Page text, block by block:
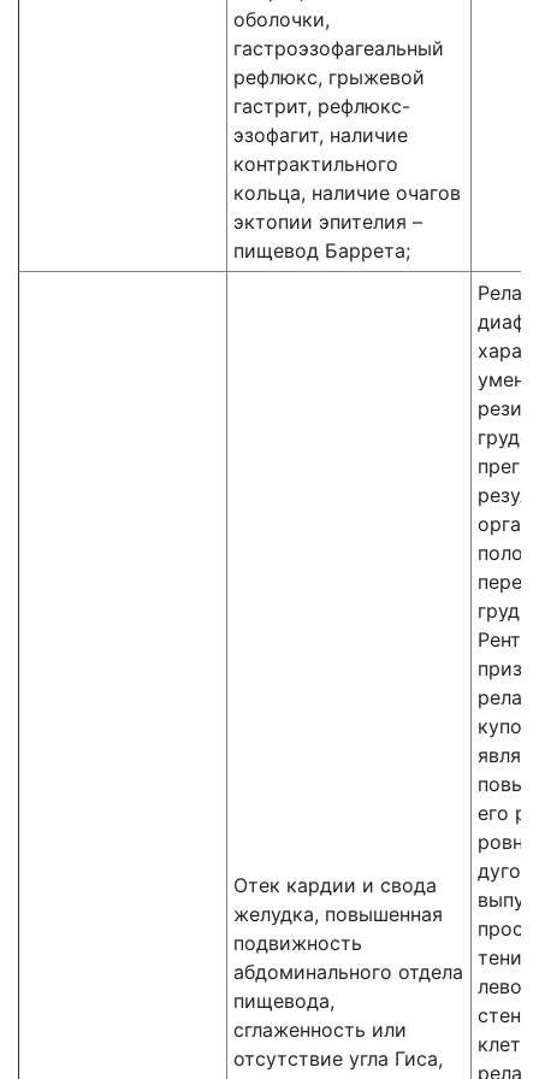
оболочки,
гастроэзофагеальный
рефлюкс, грыжевой
гастрит, рефлюкс-
эзофагит, наличие
контрактильного
кольца, наличие очагов
эктопии эпителия –
пищевод Баррета;
Отек кардии и свода
желудка, повышенная
подвижность
абдоминального отдела
пищевода,
сглаженность или
отсутствие угла Гиса,
его
тени